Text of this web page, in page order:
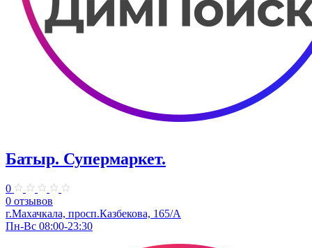
Батыр. Супермаркет.
0
0 отзывов
г.Махачкала, ​просп.Казбекова, 165/А
Пн-Вс 08:00-23:30